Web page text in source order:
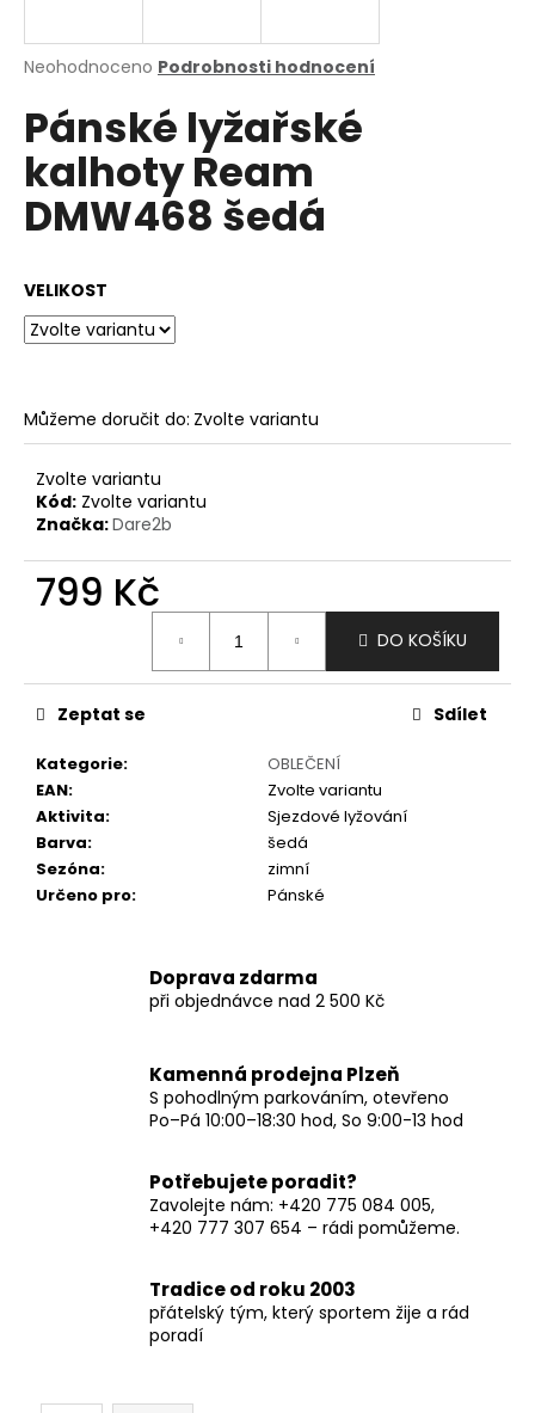
Průměrné
produktu
je
0,0
5
hvězdiček.
Neohodnoceno Podrobnosti hodnocení
Pánské lyžařské
kalhoty Ream
DMW468 šedá
VELIKOST
Můžeme doručit do: Zvolte variantu
Zvolte variantu
Kód: Zvolte variantu
Značka:Dare2b
799 Kč
DO KOŠÍKU
Kategorie:
OBLEČENÍ
EAN:
Zvolte variantu
Aktivita:
Sjezdové lyžování
Barva:
šedá
Sezóna:
zimní
Určeno pro: Pánské
Zeptat se Sdílet
Doprava zdarma
při objednávce nad 2 500 Kč
Kamenná prodejna Plzeň
S pohodlným parkováním, otevřeno
Po–Pá 10:00–18:30 hod, So 9:00-13 hod
Potřebujete poradit?
Zavolejte nám: +420 775 084 005,
+420 777 307 654 – rádi pomůžeme.
Tradice od roku 2003
přátelský tým, který sportem žije a rád
poradí
j
t
?
o
p
u
č
u